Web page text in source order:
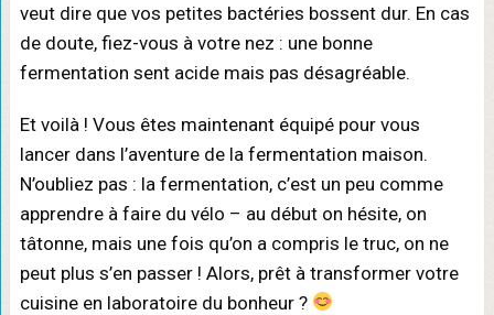
veut dire que vos petites bactéries bossent dur. En cas
de doute, fiez-vous à votre nez : une bonne
fermentation sent acide mais pas désagréable.
Et voilà ! Vous êtes maintenant équipé pour vous
lancer dans l’aventure de la fermentation maison.
N’oubliez pas : la fermentation, c’est un peu comme
apprendre à faire du vélo – au début on hésite, on
tâtonne, mais une fois qu’on a compris le truc, on ne
peut plus s’en passer ! Alors, prêt à transformer votre
cuisine en laboratoire du bonheur ?